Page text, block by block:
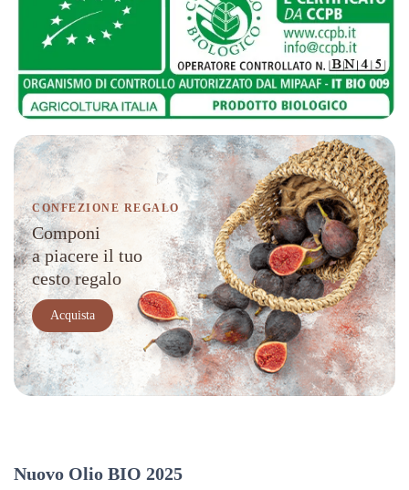
CONFEZIONE REGALO
Componi
a piacere il tuo
cesto regalo
Acquista
Nuovo Olio BIO 2025